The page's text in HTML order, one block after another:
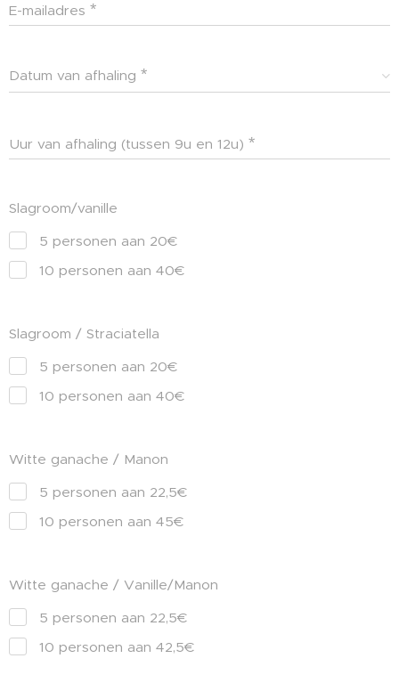
E-mailadres
Datum van afhaling
Uur van afhaling (tussen 9u en 12u)
Slagroom/vanille
5 personen aan 20€
10 personen aan 40€
Slagroom / Straciatella
5 personen aan 20€
10 personen aan 40€
Witte ganache / Manon
5 personen aan 22,5€
10 personen aan 45€
Witte ganache / Vanille/Manon
5 personen aan 22,5€
10 personen aan 42,5€